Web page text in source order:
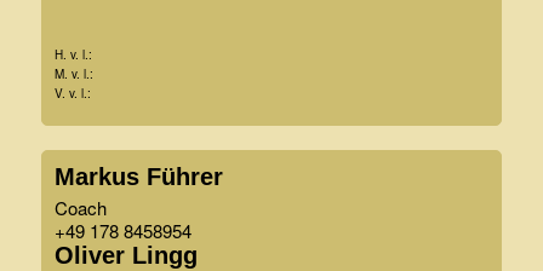
H. v. l.:
M. v. l.:
V. v. l.:
Markus Führer
Coach
+49 178 8458954
Oliver Lingg